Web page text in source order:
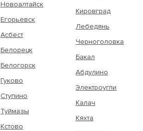
Новоалтайск
Егорьевск
Асбест
Белорецк
Белогорск
Гуково
Ступино
Туймазы
Кстово
Кировград
Лебедянь
Черноголовка
Бакал
Абдулино
Электроугли
Калач
Кяхта